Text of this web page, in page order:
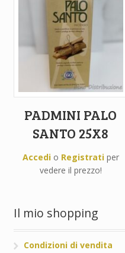
PADMINI PALO
SANTO 25X8
Accedio Registratiper
vedere il prezzo!
Il mio shopping
Condizioni di vendita